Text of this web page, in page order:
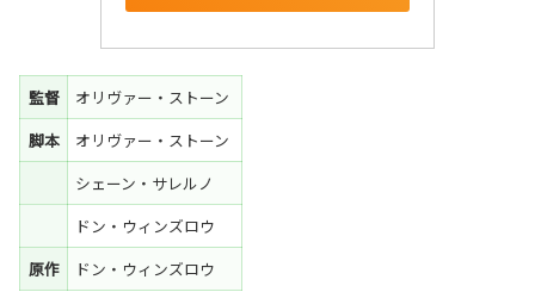
監督
オリヴァー・ストーン
脚本
オリヴァー・ストーン
シェーン・サレルノ
ドン・ウィンズロウ
原作
ドン・ウィンズロウ